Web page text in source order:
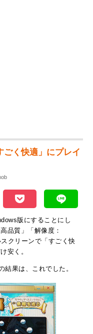
ごく快適」にプレイ
版にすることにし
品質」「解像度：
クリーンで「すごく快
安く。
果は、これでした。